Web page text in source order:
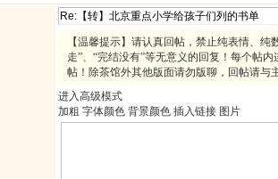
【温馨提示】请认真回帖，禁止纯表情、
走”、“完结没有”等无意义的回复！每个帖
帖！除茶馆外其他版面请勿版聊，回帖请与
进入高级模式
加粗 字体颜色 背景颜色 插入链接 图片